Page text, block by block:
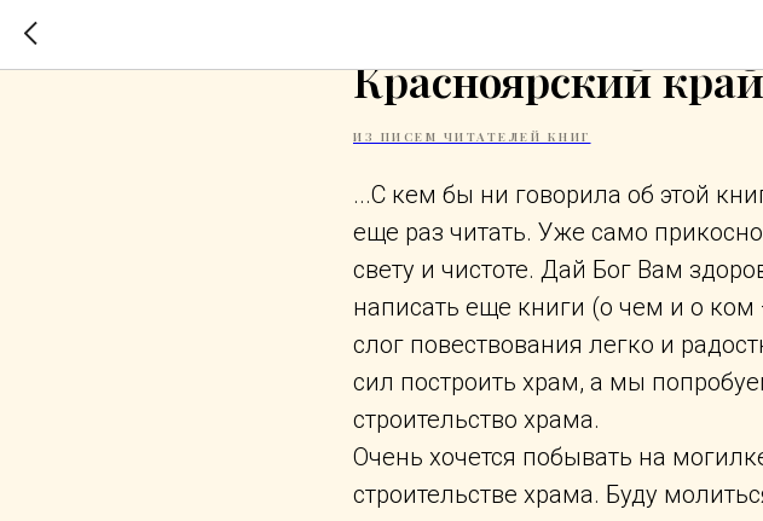
Из письма Л.В.
Красноярский край
ИЗ ПИСЕМ ЧИТАТЕЛЕЙ КНИГ
...С кем бы ни говорила об этой
еще раз читать. Уже само
свету и чистоте. Дай Бог Вам
написать еще книги (о чем и о
слог повествования легко и
сил построить храм, а мы
строительство храма.
Очень хочется побывать на
строительстве храма. Буду